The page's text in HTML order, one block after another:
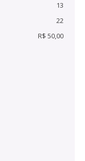
13
22
R$ 50,00